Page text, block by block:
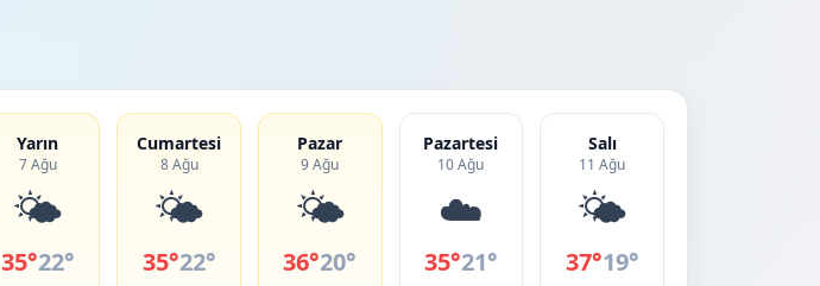
Yarın
7 Ağu
🌤️
35°22°
Cumartesi
8 Ağu
🌤️
35°22°
Pazar
9 Ağu
🌤️
36°20°
Pazartesi
10 Ağu
☁️
35°21°
Salı
11 Ağu
🌤️
37°19°